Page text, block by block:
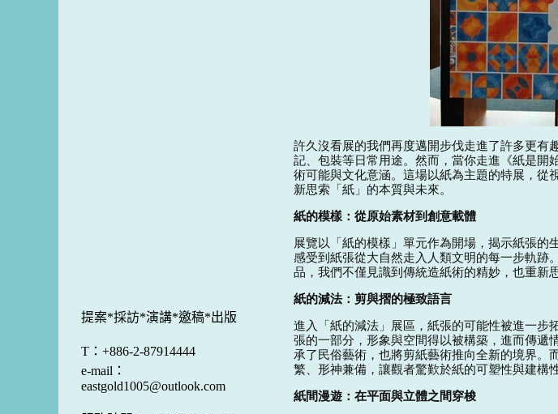
許久沒看展的我們再度邁開步伐走進了許多更有
記、包裝等日常用途。然而，當你走進《紙是開
術可能與文化意涵。這場以紙為主題的特展，從
新思索「紙」的本質與未來。
紙的模樣：從原始素材到創意載體
展覽以「紙的模樣」單元作為開場，揭示紙張
感受到紙張從大自然走入人類文明的每一步軌跡
品，我們不僅見識到傳統造紙術的精妙，也重新
紙的減法：剪與摺的極致語言
進入「紙的減法」展區，紙張的可能性被進一步
張的一部分，形象與空間得以被構築，進而傳遞
承了民俗藝術，也將剪紙藝術推向全新的境界。
繁、形神兼備，讓觀者驚歎於紙的可塑性與建構性
紙間漫遊：在平面與立體之間穿梭